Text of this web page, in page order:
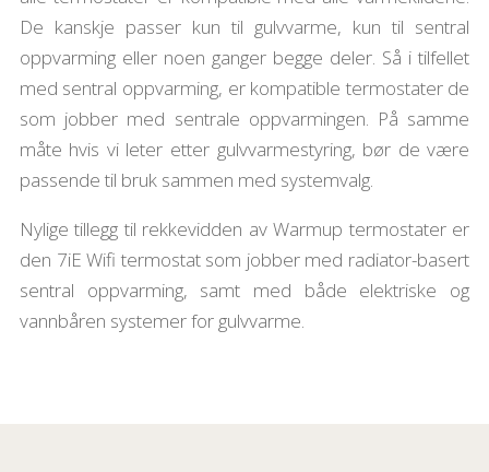
De kanskje passer kun til gulvvarme, kun til sentral
oppvarming eller noen ganger begge deler. Så i tilfellet
med sentral oppvarming, er kompatible termostater de
som jobber med sentrale oppvarmingen. På samme
måte hvis vi leter etter gulvvarmestyring, bør de være
passende til bruk sammen med systemvalg.
Nylige tillegg til rekkevidden av Warmup termostater er
den 7iE Wifi termostat som jobber med radiator-basert
sentral oppvarming, samt med både elektriske og
vannbåren systemer for gulvvarme.